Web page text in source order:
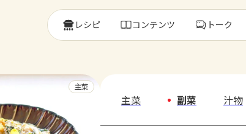
レシピ コンテンツ トーク
主菜
主菜 副菜 汁物